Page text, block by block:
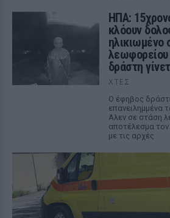
ΗΠΑ:
κλόουν
ηλικιωμένο
λεωφορείου
δράστη
ΧΤΕΣ
Ο έφηβος
επανειλημμένα
Αλεν σε στάση
αποτέλεσμα
με τις αρχές